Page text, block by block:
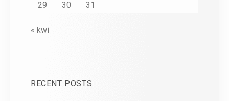
29
30 31
« kwi
RECENT POSTS